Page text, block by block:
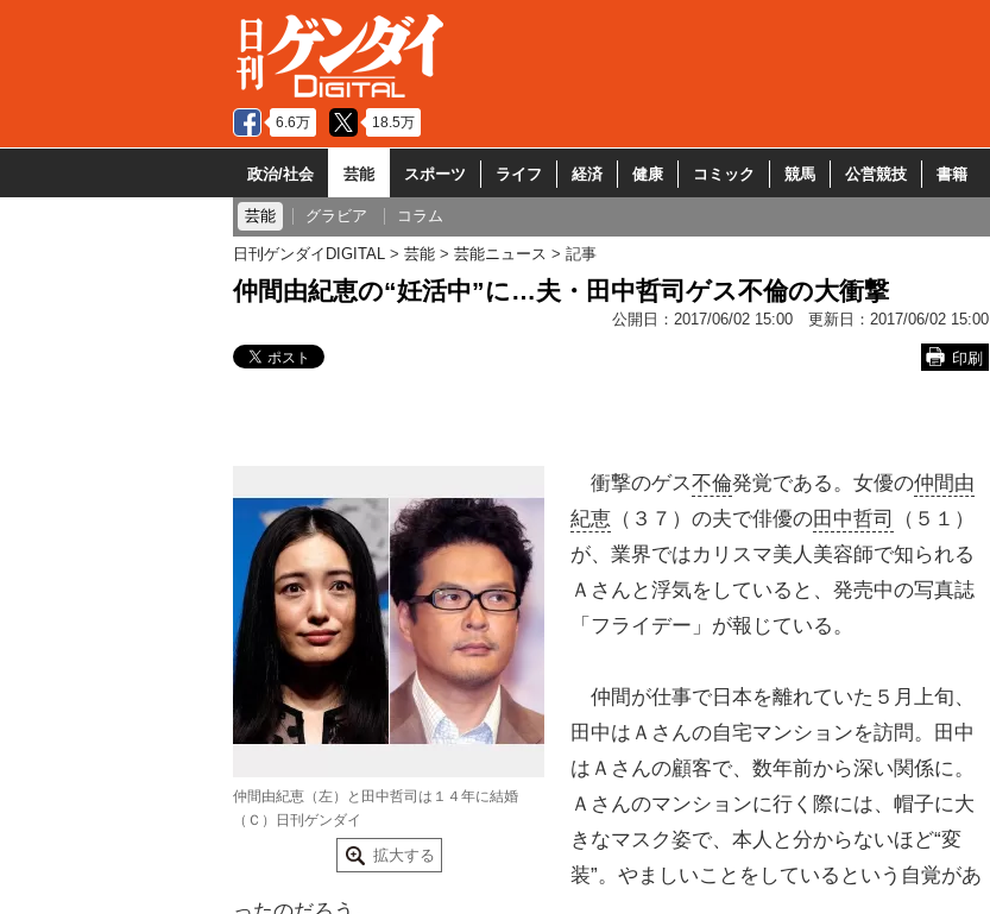
6.6万 18.5万
政治/社会 芸能 スポーツ ライフ 経済 健康 コミック 競馬 公営競技 書籍
芸能 グラビア コラム
日刊ゲンダイDIGITAL 芸能 芸能ニュース 記事
仲間由紀恵の“妊活中”に…夫・田中哲司ゲス不倫の大衝撃
公開日： 2017/06/02 15:00 更新日： 2017/06/02 15:00
印刷
仲間由紀恵（左）と田中哲司は１４年に結婚
（Ｃ）日刊ゲンダイ
拡大する
衝撃のゲス不倫発覚である。女優の仲間由
紀恵 （３７）の夫で俳優の田中哲司
（５１）
が、業界ではカリスマ美人美容師で知られる
Ａさんと浮気をしていると、発売中の写真誌
「フライデー」が報じている。
仲間が仕事で日本を離れていた５月上旬、
田中はＡさんの自宅マンションを訪問。田中
はＡさんの顧客で、数年前から深い関係に。
Ａさんのマンションに行く際には、帽子に大
きなマスク姿で、本人と分からないほど“変
装”。やましいことをしているという自覚があ